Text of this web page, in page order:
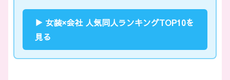
▶ 女装×会社 人気同人ランキングTOP10を
見る